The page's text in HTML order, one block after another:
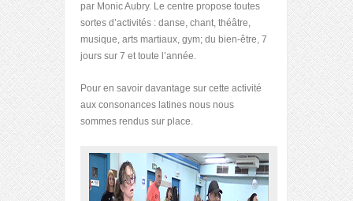
par Monic Aubry. Le centre propose toutes
sortes d’activités : danse, chant, théâtre,
musique, arts martiaux, gym; du bien-être, 7
jours sur 7 et toute l’année.
Pour en savoir davantage sur cette activité
aux consonances latines nous nous
sommes rendus sur place.